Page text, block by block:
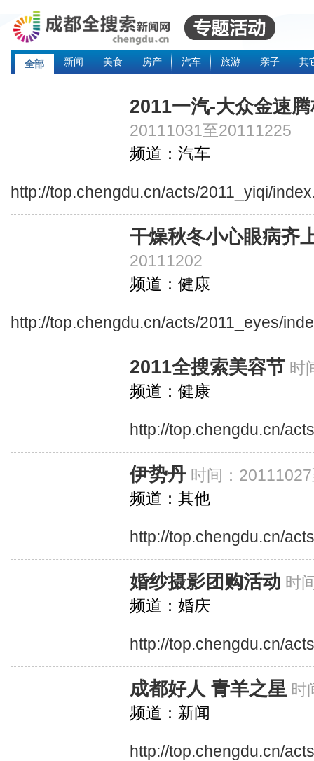
全部 新闻 美食 房产 汽车 旅游 亲子 其
2011一汽-大众金速
20111031至20111225
频道：汽车
http://top.chengdu.cn/acts/2011_yiqi/
干燥秋冬小心眼病齐
20111202
频道：健康
http://top.chengdu.cn/acts/2011_eyes/
2011全搜索美容节 时
频道：健康
http://top.chengdu.cn/
伊势丹 时间：
频道：其他
http://top.chengdu.cn/
婚纱摄影团购活动 时
频道：婚庆
http://top.chengdu.cn/
成都好人 青羊之星 时
频道：新闻
http://top.chengdu.cn/